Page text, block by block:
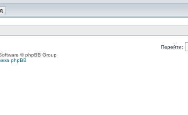
Перейти:
© phpBB Group
phpBB